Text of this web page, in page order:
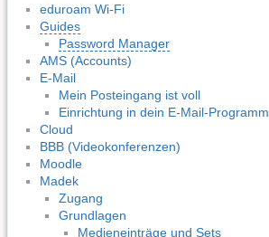
eduroam Wi-Fi
Guides
Password Manager
AMS (Accounts)
E-Mail
Mein Posteingang ist voll
Einrichtung in dein E-Mail-Programm
Cloud
BBB (Videokonferenzen)
Moodle
Madek
Zugang
Grundlagen
Medieneinträge und Sets